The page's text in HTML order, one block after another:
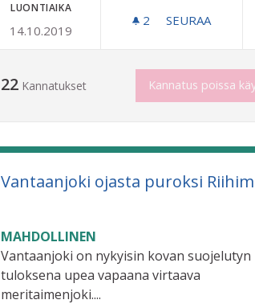
LUONTIAIKA
14.10.2019
2 2 SEURAAJAA
SEURAA
22 Kannatukset Kannatus poissa
Vantaanjoki ojasta puroksi
MAHDOLLINEN
Vantaanjoki on nykyisin kovan suojelutyn
tuloksena upea vapaana virtaava
meritaimenjoki....